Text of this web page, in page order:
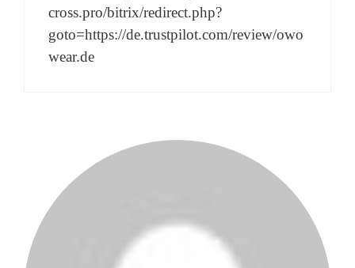
cross.pro/bitrix/redirect.php?
goto=https://de.trustpilot.com/review/owo
wear.de